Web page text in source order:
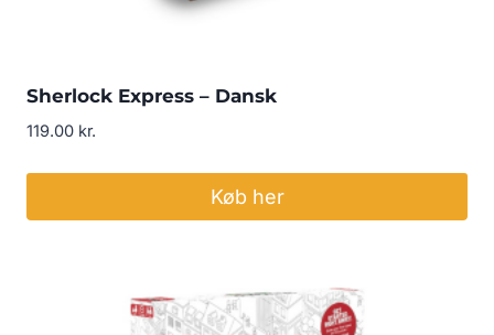
Sherlock Express – Dansk
119.00 kr.
Køb her